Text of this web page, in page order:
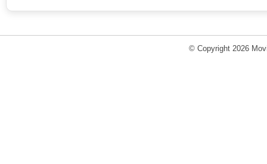
© Copyright 2026